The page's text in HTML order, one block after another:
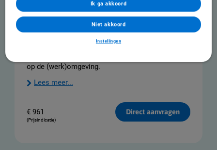
Bedrijfsmaatschappelijk werk
1355 reviews - 7.8
Bedrijfsmaatschappelijk werk biedt hulp bij
op de (werk)omgeving.
Lees meer...
€ 961
(Prijsindicatie)
Direct aanvragen
Instellingen
Niet akkoord
Ik ga akkoord